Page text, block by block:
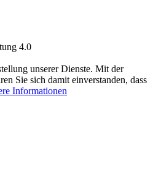
4.0
unserer Dienste. Mit der
Sie sich damit einverstanden, dass
Informationen